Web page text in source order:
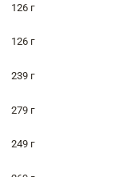
126 г
126 г
239 г
279 г
249 г